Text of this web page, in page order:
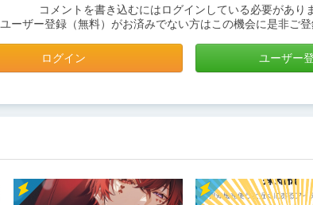
コメントを書き込むにはログインしている必要があり
ユーザー登録（無料）がお済みでない方はこの機会に是非ご登
ログイン ユーザー